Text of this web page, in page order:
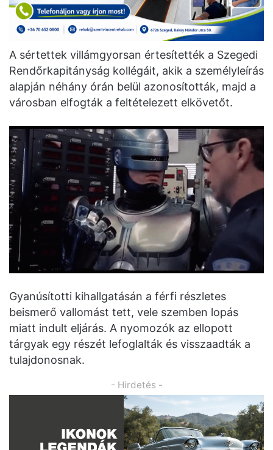
A sértettek villámgyorsan értesítették a Szegedi
Rendőrkapitányság kollégáit, akik a személyleírás
alapján néhány órán belül azonosították, majd a
városban elfogták a feltételezett elkövetőt.
Gyanúsítotti kihallgatásán a férfi részletes
beismerő vallomást tett, vele szemben lopás
miatt indult eljárás. A nyomozók az ellopott
tárgyak egy részét lefoglalták és visszaadták a
tulajdonosnak.
- Hirdetés -